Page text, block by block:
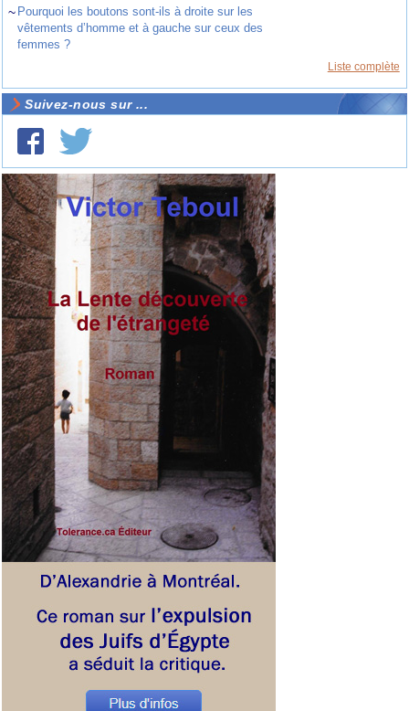
~ Pourquoi les boutons sont-ils à droite sur les
vêtements d’homme et à gauche sur ceux des
femmes ?
Liste complète
Suivez-nous sur ...